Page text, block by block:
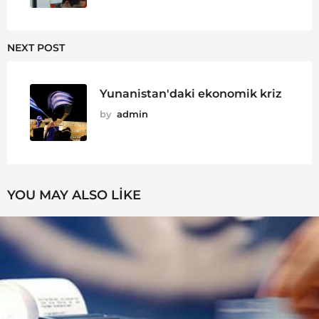
NEXT POST
Yunanistan'daki ekonomik kriz
by admin
YOU MAY ALSO LIKE